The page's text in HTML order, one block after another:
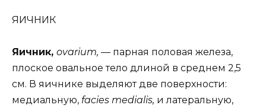
ЯИЧНИК
Яичник, ovarium, — парная половая железа,
плоское овальное тело длиной в среднем 2,5
см. В яичнике выделяют две поверхности:
медиальную, facies medialis, и латеральную,